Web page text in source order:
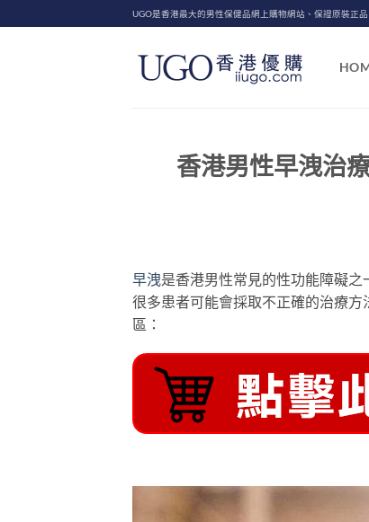
to
UGO是香港最大的男性保健品網上購物網站、保證原裝正
香港男性早洩治
早洩是香港男性常見的性功能障礙
很多患者可能會採取不正確的治療
區：